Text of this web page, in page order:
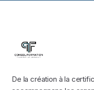
De la création à la